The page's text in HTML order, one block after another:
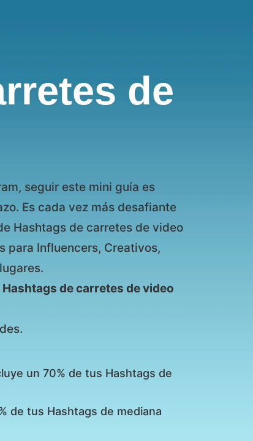
de
seguir este mini guía es
Es cada vez más desafiante
Hashtags de carretes de video
para Influencers, Creativos,
de carretes de video
un 70% de tus Hashtags de
de tus Hashtags de mediana